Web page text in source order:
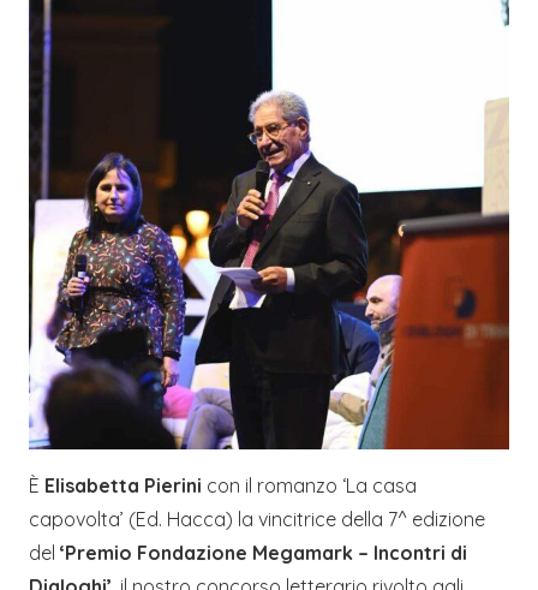
È Elisabetta Pierini con il romanzo ‘La casa
capovolta’ (Ed. Hacca) la vincitrice della 7^ edizione
del ‘Premio Fondazione Megamark – Incontri di